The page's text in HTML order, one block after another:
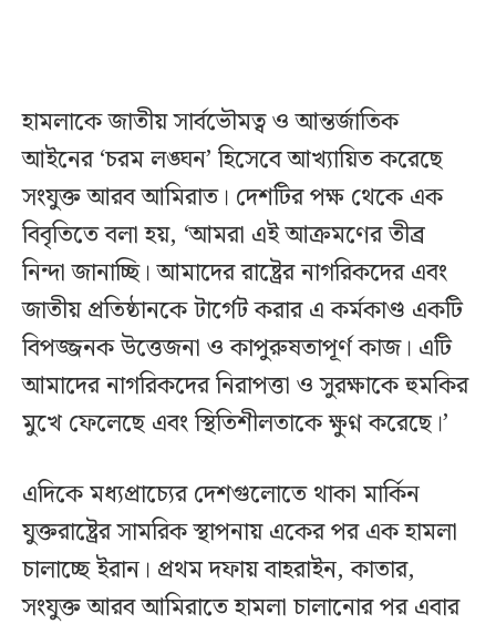
হামলাকে জাতীয় সার্বভৌমত্ব ও আন্তর্জাতিক
আইনের ‘চরম লঙ্ঘন’ হিসেবে আখ্যায়িত করেছে
সংযুক্ত আরব আমিরাত। দেশটির পক্ষ থেকে এক
বিবৃতিতে বলা হয়, ‘আমরা এই আক্রমণের তীব্র
নিন্দা জানাচ্ছি। আমাদের রাষ্ট্রের নাগরিকদের এবং
জাতীয় প্রতিষ্ঠানকে টার্গেট করার এ কর্মকাণ্ড একটি
বিপজ্জনক উত্তেজনা ও কাপুরুষতাপূর্ণ কাজ। এটি
আমাদের নাগরিকদের নিরাপত্তা ও সুরক্ষাকে হুমকির
মুখে ফেলেছে এবং স্থিতিশীলতাকে ক্ষুণ্ন করেছে।’
এদিকে মধ্যপ্রাচ্যের দেশগুলোতে থাকা মার্কিন
যুক্তরাষ্ট্রের সামরিক স্থাপনায় একের পর এক হামলা
চালাচ্ছে ইরান। প্রথম দফায় বাহরাইন, কাতার,
সংযুক্ত আরব আমিরাতে হামলা চালানোর পর এবার